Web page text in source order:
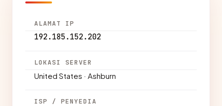
ALAMAT IP
192.185.152.202
LOKASI SERVER
United States · Ashburn
ISP / PENYEDIA